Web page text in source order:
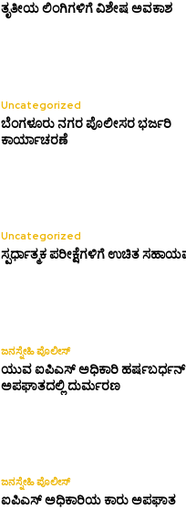
ತೃತೀಯ ಲಿಂಗಿಗಳಿಗೆ ವಿಶೇಷ ಅವಕಾಶ
Uncategorized
ಬೆಂಗಳೂರು ನಗರ ಪೊಲೀಸರ ಭರ್ಜರಿ
ಕಾರ್ಯಾಚರಣೆ
Uncategorized
ಸ್ಪರ್ಧಾತ್ಮಕ ಪರೀಕ್ಷೆಗಳಿಗೆ ಉಚಿತ
ಜನಸ್ನೇಹಿ ಪೊಲೀಸ್
ಯುವ ಐಪಿಎಸ್ ಅಧಿಕಾರಿ ಹರ್ಷಬರ್ಧನ್
ಅಪಘಾತದಲ್ಲಿ ದುರ್ಮರಣ
ಜನಸ್ನೇಹಿ ಪೊಲೀಸ್
ಐಪಿಎಸ್ ಅಧಿಕಾರಿಯ ಕಾರು ಅಪಘಾತ